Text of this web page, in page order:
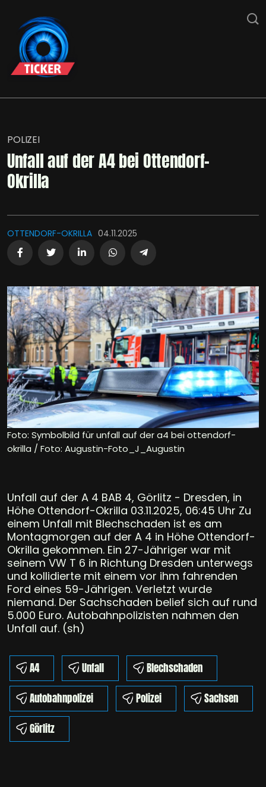
POLIZEI
Unfall auf der A4 bei Ottendorf-
Okrilla
OTTENDORF-OKRILLA 04.11.2025
Foto: Symbolbild für unfall auf der a4 bei ottendorf-
okrilla / Foto: Augustin-Foto_J_Augustin
Unfall auf der A 4 BAB 4, Görlitz - Dresden, in
Höhe Ottendorf-Okrilla 03.11.2025, 06:45 Uhr Zu
einem Unfall mit Blechschaden ist es am
Montagmorgen auf der A 4 in Höhe Ottendorf-
Okrilla gekommen. Ein 27-Jähriger war mit
seinem VW T 6 in Richtung Dresden unterwegs
und kollidierte mit einem vor ihm fahrenden
Ford eines 59-Jährigen. Verletzt wurde
niemand. Der Sachschaden belief sich auf rund
5.000 Euro. Autobahnpolizisten nahmen den
Unfall auf. (sh)
A4 Unfall
Blechschaden
Autobahnpolizei
Polizei
Sachsen
Görlitz